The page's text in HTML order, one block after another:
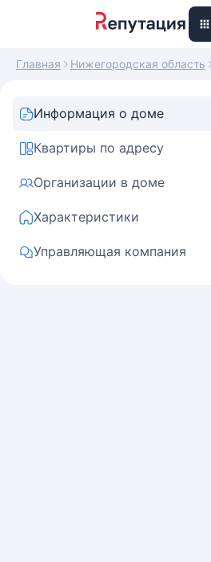
Главная Нижегородская область
Информация о доме
Квартиры по адресу
Организации в доме
Характеристики
Управляющая компания